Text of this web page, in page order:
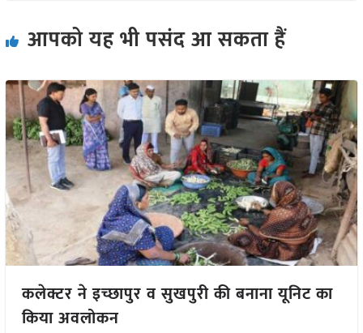
आपको यह भी पसंद आ सकता हैं
कलेक्टर ने इच्छापुर व सुखपुरी की बनाना यूनिट का
किया अवलोकन